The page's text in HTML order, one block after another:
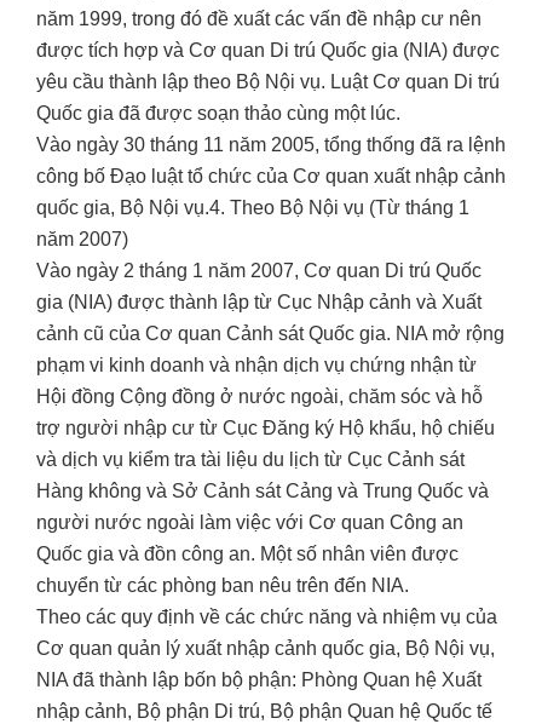
năm 1999, trong đó đề xuất các vấn đề nhập cư nên
được tích hợp và Cơ quan Di trú Quốc gia (NIA) được
yêu cầu thành lập theo Bộ Nội vụ. Luật Cơ quan Di trú
Quốc gia đã được soạn thảo cùng một lúc.
Vào ngày 30 tháng 11 năm 2005, tổng thống đã ra lệnh
công bố Đạo luật tổ chức của Cơ quan xuất nhập cảnh
quốc gia, Bộ Nội vụ.4. Theo Bộ Nội vụ (Từ tháng 1
năm 2007)
Vào ngày 2 tháng 1 năm 2007, Cơ quan Di trú Quốc
gia (NIA) được thành lập từ Cục Nhập cảnh và Xuất
cảnh cũ của Cơ quan Cảnh sát Quốc gia. NIA mở rộng
phạm vi kinh doanh và nhận dịch vụ chứng nhận từ
Hội đồng Cộng đồng ở nước ngoài, chăm sóc và hỗ
trợ người nhập cư từ Cục Đăng ký Hộ khẩu, hộ chiếu
và dịch vụ kiểm tra tài liệu du lịch từ Cục Cảnh sát
Hàng không và Sở Cảnh sát Cảng và Trung Quốc và
người nước ngoài làm việc với Cơ quan Công an
Quốc gia và đồn công an. Một số nhân viên được
chuyển từ các phòng ban nêu trên đến NIA.
Theo các quy định về các chức năng và nhiệm vụ của
Cơ quan quản lý xuất nhập cảnh quốc gia, Bộ Nội vụ,
NIA đã thành lập bốn bộ phận: Phòng Quan hệ Xuất
nhập cảnh, Bộ phận Di trú, Bộ phận Quan hệ Quốc tế